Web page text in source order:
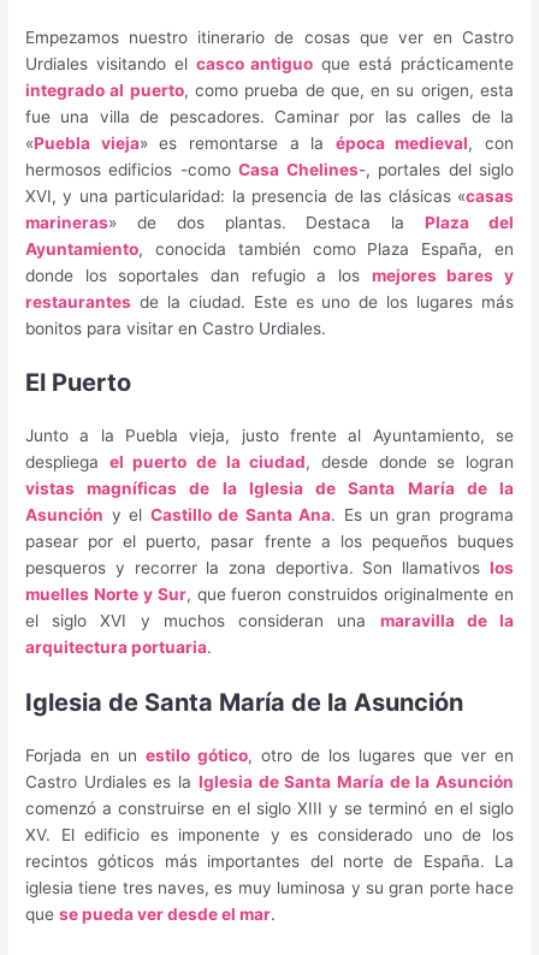
Empezamos nuestro itinerario de cosas que ver en Castro
Urdiales visitando el casco antiguo que está prácticamente
integrado al puerto, como prueba de que, en su origen, esta
fue una villa de pescadores. Caminar por las calles de la
«Puebla vieja» es remontarse a la época medieval, con
hermosos edificios -comoCasa Chelines-, portales del siglo
XVI, y una particularidad: la presencia de las clásicas «casas
marineras» de dos plantas. Destaca laPlaza del
Ayuntamiento, conocida también como Plaza España, en
donde los soportales dan refugio a los mejores bares y
restaurantes de la ciudad. Este es uno de los lugares más
bonitos para visitar en Castro Urdiales.
El Puerto
Junto a la Puebla vieja, justo frente al Ayuntamiento, se
despliega el puerto de la ciudad, desde donde se logran
vistas magníficas de la Iglesia de Santa María de la
Asunción y el Castillo de Santa Ana. Es un gran programa
pasear por el puerto, pasar frente a los pequeños buques
pesqueros y recorrer la zona deportiva. Son llamativos los
muelles Norte y Sur, que fueron construidos originalmente en
el siglo XVI y muchos consideran una maravilla de la
arquitectura portuaria.
Iglesia de Santa María de la Asunción
Forjada en unestilo gótico, otro de los lugares que ver en
Castro Urdiales es la Iglesia de Santa María de la Asunción
comenzó a construirse en el siglo XIII y se terminó en el siglo
XV. El edificio es imponente y es considerado uno de los
recintos góticos más importantes del norte de España. La
iglesia tiene tres naves, es muy luminosa y su gran porte hace
quese pueda ver desde el mar.